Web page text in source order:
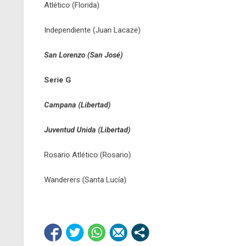
Atlético (Florida)
Independiente (Juan Lacaze)
San Lorenzo (San José)
Serie G
Campana (Libertad)
Juventud Unida (Libertad)
Rosario Atlético (Rosario)
Wanderers (Santa Lucía)